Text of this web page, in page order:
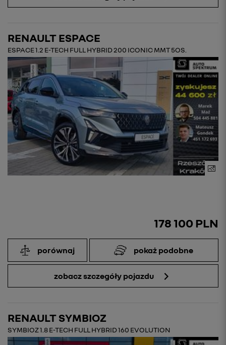
RENAULT ESPACE
ESPACE 1.2 E-TECH FULL HYBRID 200 ICONIC MMT 5OS.
178 100 PLN
porównaj pokaż podobne
zobacz szczegóły pojazdu
RENAULT SYMBIOZ
SYMBIOZ 1.8 E-TECH FULL HYBRID 160 EVOLUTION